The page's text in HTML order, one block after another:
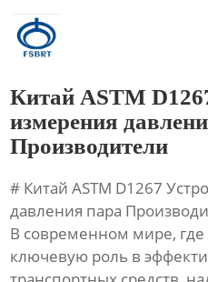
Главная
Новости
Контакты
Китай ASTM
измерения
Производители
# Китай ASTM D1267
давления пара
В современном мире, где
ключевую роль в